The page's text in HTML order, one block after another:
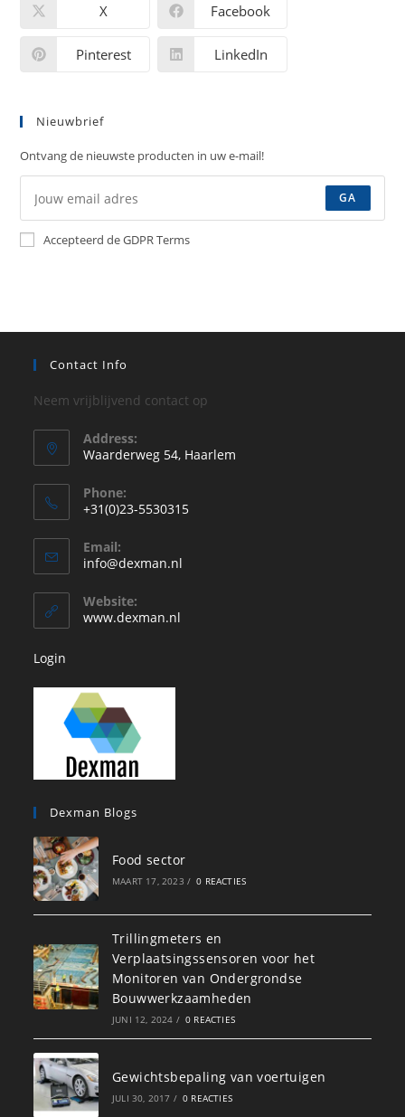
X Facebook
Pinterest LinkedIn
Nieuwbrief
Ontvang de nieuwste producten in uw e-mail!
GA
Accepteerd de GDPR Terms
Contact Info
Neem vrijblijvend contact op
Address:
Waarderweg 54, Haarlem
Phone:
+31(0)23-5530315
in
je
toepassing
Email:
info@dexman.nl
Website:
www.dexman.nl
Login
Dexman Blogs
Food sector
MAART 17, 2023 / 0 REACTIES
Trillingmeters en
Verplaatsingssensoren voor het
Monitoren van Ondergrondse
Bouwwerkzaamheden
JUNI 12, 2024 / 0 REACTIES
Gewichtsbepaling van voertuigen
JULI 30, 2017 / 0 REACTIES